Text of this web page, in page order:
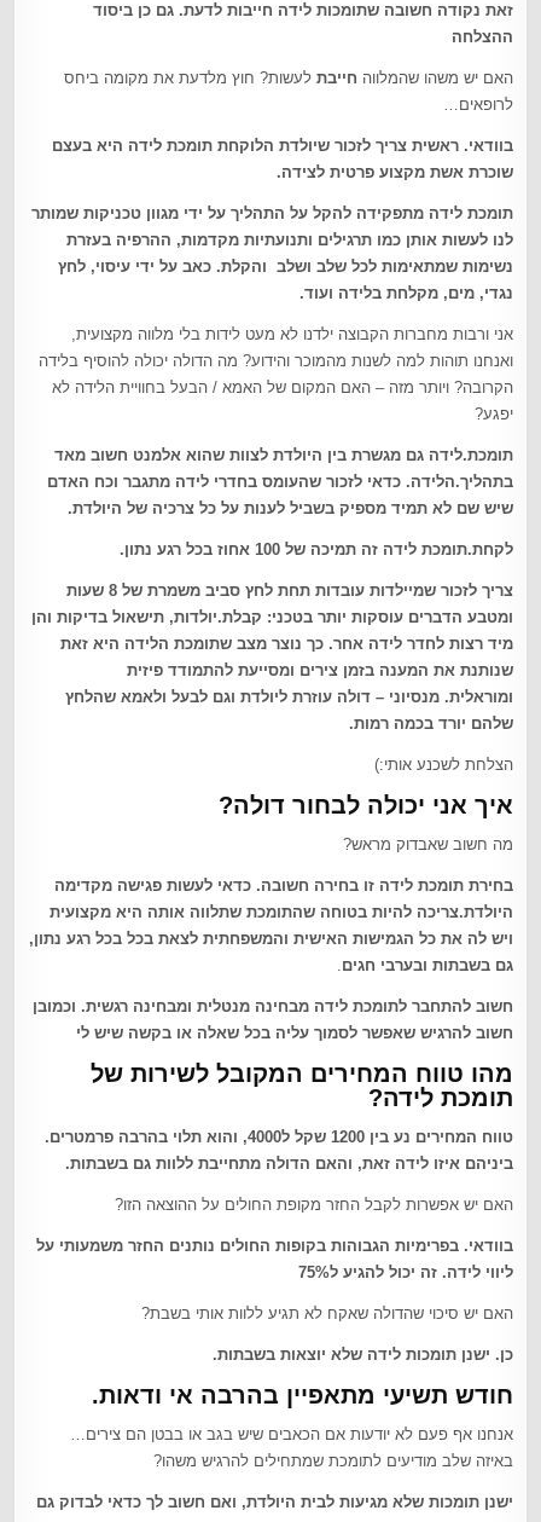
זאת נקודה חשובה שתומכות לידה חייבות לדעת. גם כן ביסוד
ההצלחה
האם יש משהו שהמלווה חייבתלעשות? חוץ מלדעת את מקומה ביחס
לרופאים…
בוודאי. ראשית צריך לזכור שיולדת הלוקחת תומכת לידה היא בעצם
שוכרת אשת מקצוע פרטית לצידה.
תומכת לידה מתפקידה להקל על התהליך על ידי מגוון טכניקות שמותר
לנו לעשות אותן כמו תרגילים ותנועתיות מקדמות, ההרפיה בעזרת
נשימות שמתאימות לכל שלב ושלב והקלת. כאב על ידי עיסוי, לחץ
נגדי, מים, מקלחת בלידה ועוד.
אני ורבות מחברות הקבוצה ילדנו לא מעט לידות בלי מלווה מקצועית,
ואנחנו תוהות למה לשנות מהמוכר והידוע? מה הדולה יכולה להוסיף בלידה
הקרובה? ויותר מזה – האם המקום של האמא / הבעל בחוויית הלידה לא
יפגע?
תומכת.לידה גם מגשרת בין היולדת לצוות שהוא אלמנט חשוב מאד
בתהליך.הלידה. כדאי לזכור שהעומס בחדרי לידה מתגבר וכח האדם
שיש שם לא תמיד מספיק בשביל לענות על כל צרכיה של היולדת.
לקחת.תומכת לידה זה תמיכה של 100 אחוז בכל רגע נתון .
צריך לזכור שמיילדות עובדות תחת לחץ סביב משמרת של 8 שעות
ומטבע הדברים עוסקות יותר בטכני: קבלת.יולדות, תישאול בדיקות והן
מיד רצות לחדר לידה אחר. כך נוצר מצב שתומכת הלידה היא זאת
שנותנת את המענה בזמן צירים ומסייעת להתמודד פיזית
ומוראלית.מנסיוני – דולה עוזרת ליולדת וגם לבעל ולאמא שהלחץ
שלהם יורד בכמה רמות.
הצלחת לשכנע אותי:)
איך אני יכולה לבחור דולה?
מה חשוב שאבדוק מראש?
בחירת תומכת לידה זו בחירה חשובה. כדאי לעשות פגישה מקדימה
היולדת.צריכה להיות בטוחה שהתומכת שתלווה אותה היא מקצועית
ויש לה את כל הגמישות האישית והמשפחתית לצאת בכל בכל רגע נתון,
גם בשבתות ובערבי חגים.
חשוב להתחבר לתומכת לידה מבחינה מנטלית ומבחינה רגשית. וכמובן
חשוב להרגיש שאפשר לסמוך עליה בכל שאלה או בקשה שיש לי
מהו טווח המחירים המקובל לשירות של
תומכת לידה?
טווח המחירים נע בין 1200 שקל ל4000, והוא תלוי בהרבה פרמטרים.
ביניהם איזו לידה זאת, והאם הדולה מתחייבת ללוות גם בשבתות.
האם יש אפשרות לקבל החזר מקופת החולים על ההוצאה הזו?
בוודאי. בפרימיות הגבוהות בקופות החולים נותנים החזר משמעותי על
ליווי לידה. זה יכול להגיע ל75%
האם יש סיכוי שהדולה שאקח לא תגיע ללוות אותי בשבת?
כן. ישנן תומכות לידה שלא יוצאות בשבתות.
חודש תשיעי מתאפיין בהרבה אי ודאות.
אנחנו אף פעם לא יודעות אם הכאבים שיש בגב או בבטן הם צירים…
באיזה שלב מודיעים לתומכת שמתחילים להרגיש משהו?
ישנן תומכות שלא מגיעות לבית היולדת, ואם חשוב לך כדאי לבדוק גם